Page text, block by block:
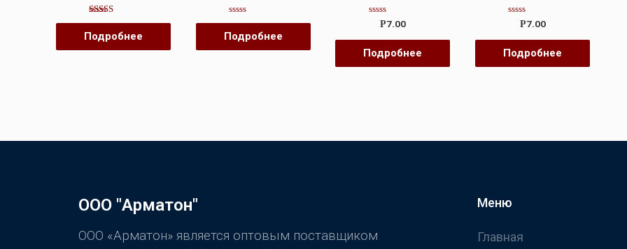
Оценка
4.50
из 5
Подробнее
Оценка
0
из
Подробнее
Оценка
из
5
Р7.00
Подробнее
Оценка
из
5
Р7.00
Подробнее
ООО "Арматон"
ООО «Арматон» является оптовым поставщиком
Меню
Главная